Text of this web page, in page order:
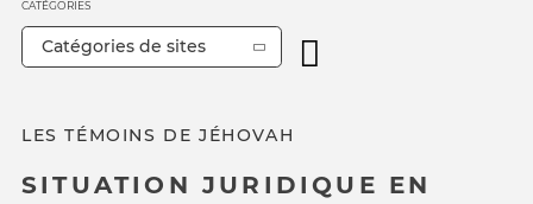
LES TÉMOINS DE JÉHOVAH
SITUATION JURIDIQUE EN
CATÉGORIES
Catégories de sites